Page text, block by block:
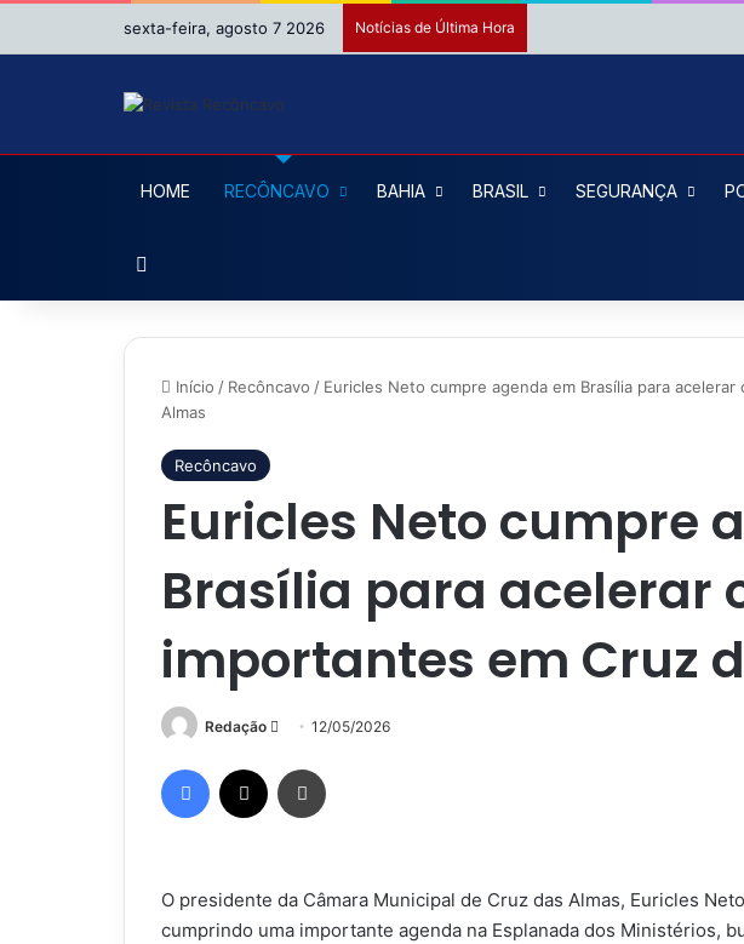
sexta-feira, agosto 7 2026 Notícias de Última Hora
HOME RECÔNCAVO BAHIA BRASIL SEGURANÇA
Início / Recôncavo / Euricles Neto cumpre agenda em Brasília para
Almas
Recôncavo
Euricles Neto cumpre
Brasília para acelerar
importantes em Cruz
Redação
Mande
e-
mail
12/05/2026
Facebook
O presidente da Câmara Municipal de Cruz das Almas, Euricles
cumprindo uma importante agenda na Esplanada dos Ministérios,